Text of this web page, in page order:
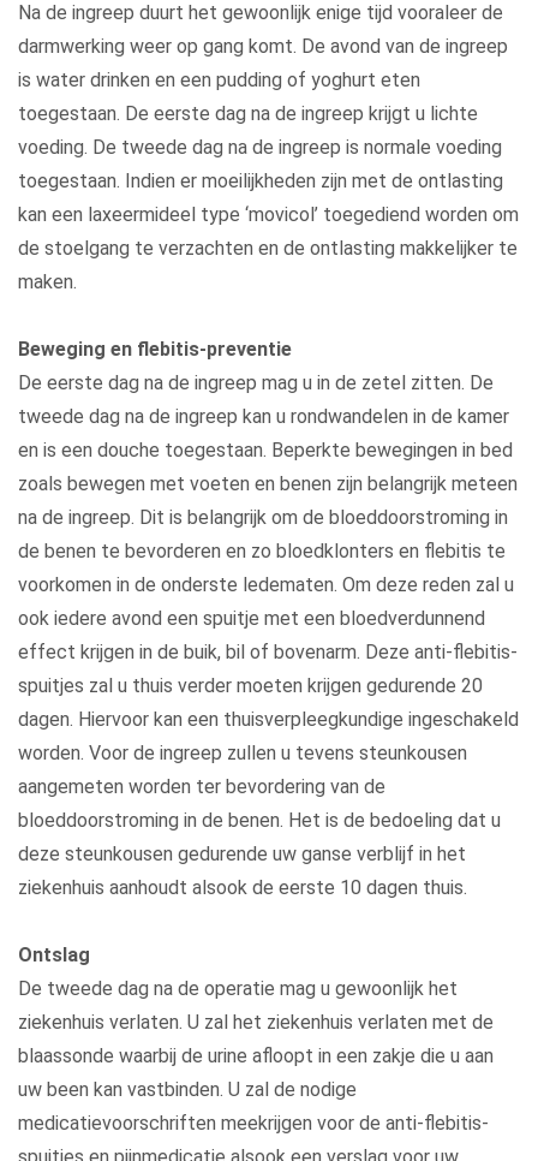
Na de ingreep duurt het gewoonlijk enige tijd vooraleer de
darmwerking weer op gang komt. De avond van de ingreep
is water drinken en een pudding of yoghurt eten
toegestaan. De eerste dag na de ingreep krijgt u lichte
voeding. De tweede dag na de ingreep is normale voeding
toegestaan. Indien er moeilijkheden zijn met de ontlasting
kan een laxeermideel type ‘movicol’ toegediend worden om
de stoelgang te verzachten en de ontlasting makkelijker te
maken.
Beweging en flebitis-preventie
De eerste dag na de ingreep mag u in de zetel zitten. De
tweede dag na de ingreep kan u rondwandelen in de kamer
en is een douche toegestaan. Beperkte bewegingen in bed
zoals bewegen met voeten en benen zijn belangrijk meteen
na de ingreep. Dit is belangrijk om de bloeddoorstroming in
de benen te bevorderen en zo bloedklonters en flebitis te
voorkomen in de onderste ledematen. Om deze reden zal u
ook iedere avond een spuitje met een bloedverdunnend
effect krijgen in de buik, bil of bovenarm. Deze anti-flebitis-
spuitjes zal u thuis verder moeten krijgen gedurende 20
dagen. Hiervoor kan een thuisverpleegkundige ingeschakeld
worden. Voor de ingreep zullen u tevens steunkousen
aangemeten worden ter bevordering van de
bloeddoorstroming in de benen. Het is de bedoeling dat u
deze steunkousen gedurende uw ganse verblijf in het
ziekenhuis aanhoudt alsook de eerste 10 dagen thuis.
Ontslag
De tweede dag na de operatie mag u gewoonlijk het
ziekenhuis verlaten. U zal het ziekenhuis verlaten met de
blaassonde waarbij de urine afloopt in een zakje die u aan
uw been kan vastbinden. U zal de nodige
medicatievoorschriften meekrijgen voor de anti-flebitis-